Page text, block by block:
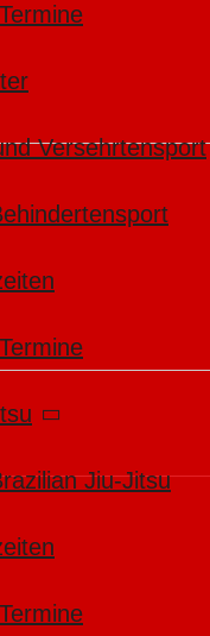
Versehrtensport
Jiu-Jitsu